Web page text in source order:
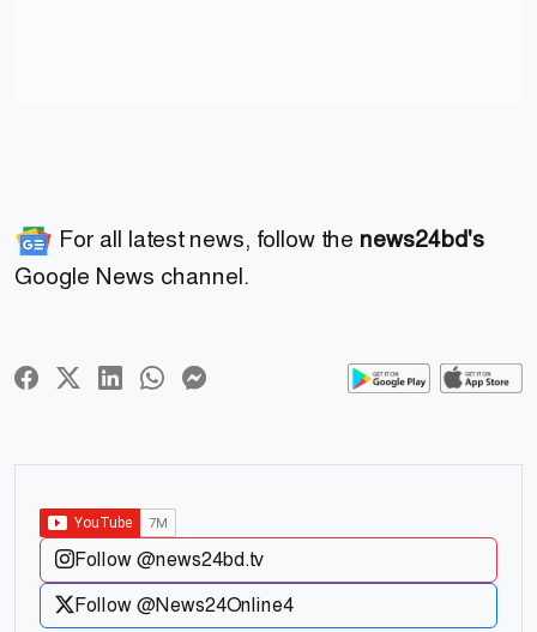
For all latest news, follow the news24bd's
Google News channel.
Follow @news24bd.tv
Follow @News24Online4